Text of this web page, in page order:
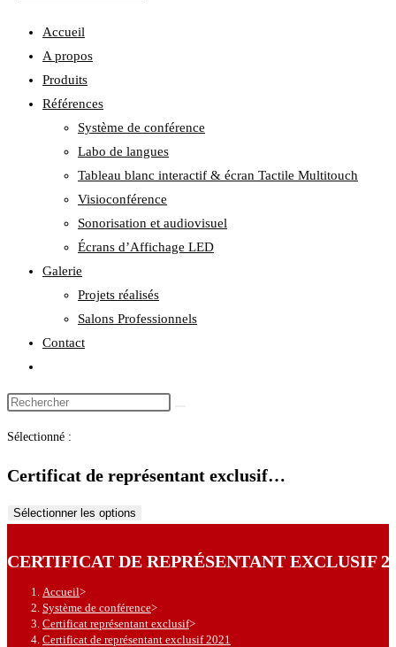
Accueil
A propos
Produits
Références
Système de conférence
Labo de langues
Tableau blanc interactif & écran Tactile Multitouch
Visioconférence
Sonorisation et audiovisuel
Écrans d’Affichage LED
Galerie
Projets réalisés
Salons Professionnels
Contact
search
Rechercher
site
Sélectionné :
Certificat de représentant exclusif…
Sélectionner les options
CERTIFICAT DE REPRÉSENTANT EXCLUSIF
Accueil>
Système de conférence>
Certificat représentant exclusif>
Certificat de représentant exclusif 2021